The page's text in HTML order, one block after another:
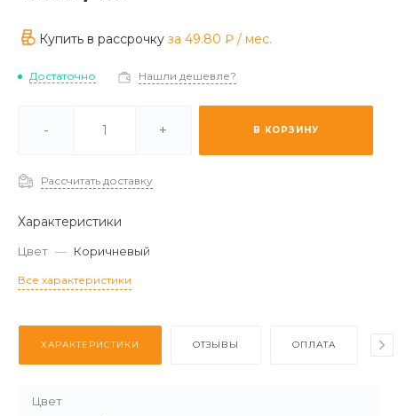
Купить в рассрочку за 49.80 ₽ / мес.
Достаточно Нашли дешевле?
- + В КОРЗИНУ
Рассчитать доставку
Характеристики
Цвет — Коричневый
Все характеристики
ХАРАКТЕРИСТИКИ ОТЗЫВЫ ОПЛАТА
Цвет